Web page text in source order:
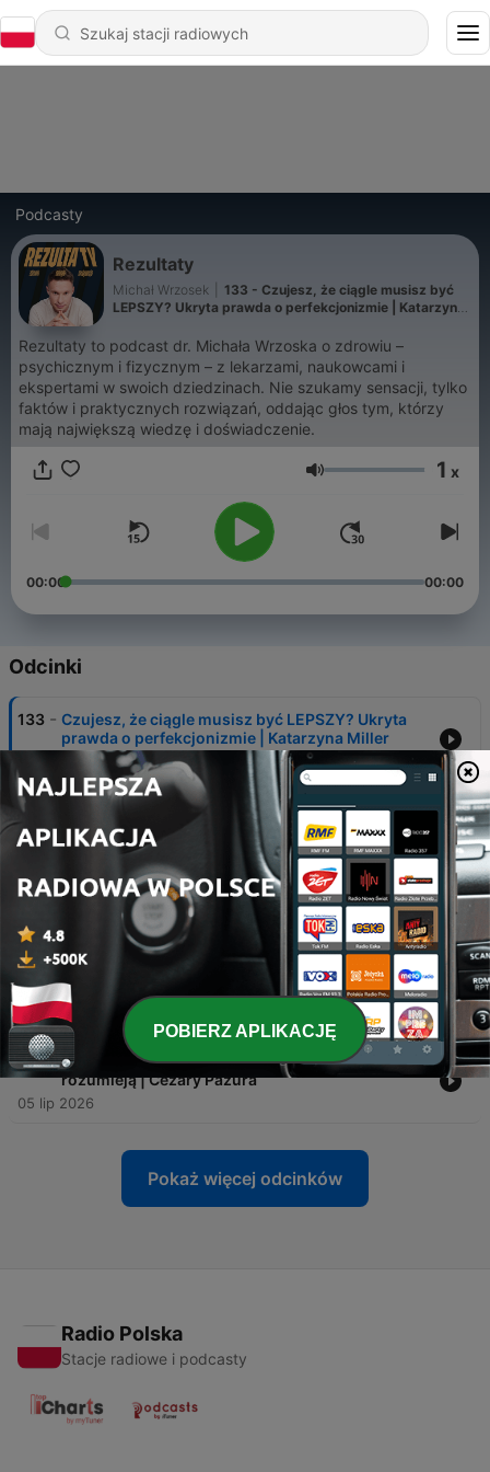
Podcasty
Rezultaty
Michał Wrzosek
133 - Czujesz, że ciągle musisz być
LEPSZY? Ukryta prawda o perfekcjonizmie | Katarzyna
Rezultaty to podcast dr. Michała Wrzoska o zdrowiu –
psychicznym i fizycznym – z lekarzami, naukowcami i
ekspertami w swoich dziedzinach. Nie szukamy sensacji, tylko
faktów i praktycznych rozwiązań, oddając głos tym, którzy
mają największą wiedzę i doświadczenie.
Głośność 1 x
00:00 00:00
Odcinki
133 - Czujesz, że ciągle musisz być LEPSZY? Ukryta
prawda o perfekcjonizmie | Katarzyna Miller
132
Lekarz onkolog: ludzie nie wiedzą, że to
zwiększa ryzyko raka | dr Paweł Kabata
25 lip 2026
131 - Dyrektor o patologiach w szpitalach: stawki
lekarzy rozsadzają system
18 lip 2026
Jak kobiety manipulują mężczyznami? Seks,
relacje i gra o władzę | Sara Sonik
12 lip 2026
129 - Prawda o życiu po 40-tce, której młodzi nie
rozumieją | Cezary Pazura
05 lip 2026
Pokaż więcej odcinków
Radio Polska
Stacje radiowe i podcasty
POBIERZ APLIKACJĘ